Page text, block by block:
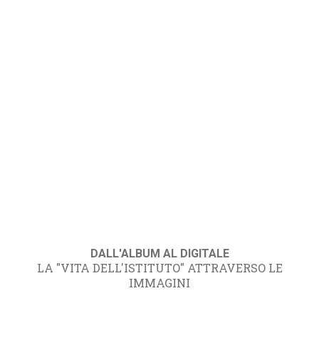
DALL'ALBUM AL DIGITALE
LA "VITA DELL'ISTITUTO" ATTRAVERSO LE
IMMAGINI